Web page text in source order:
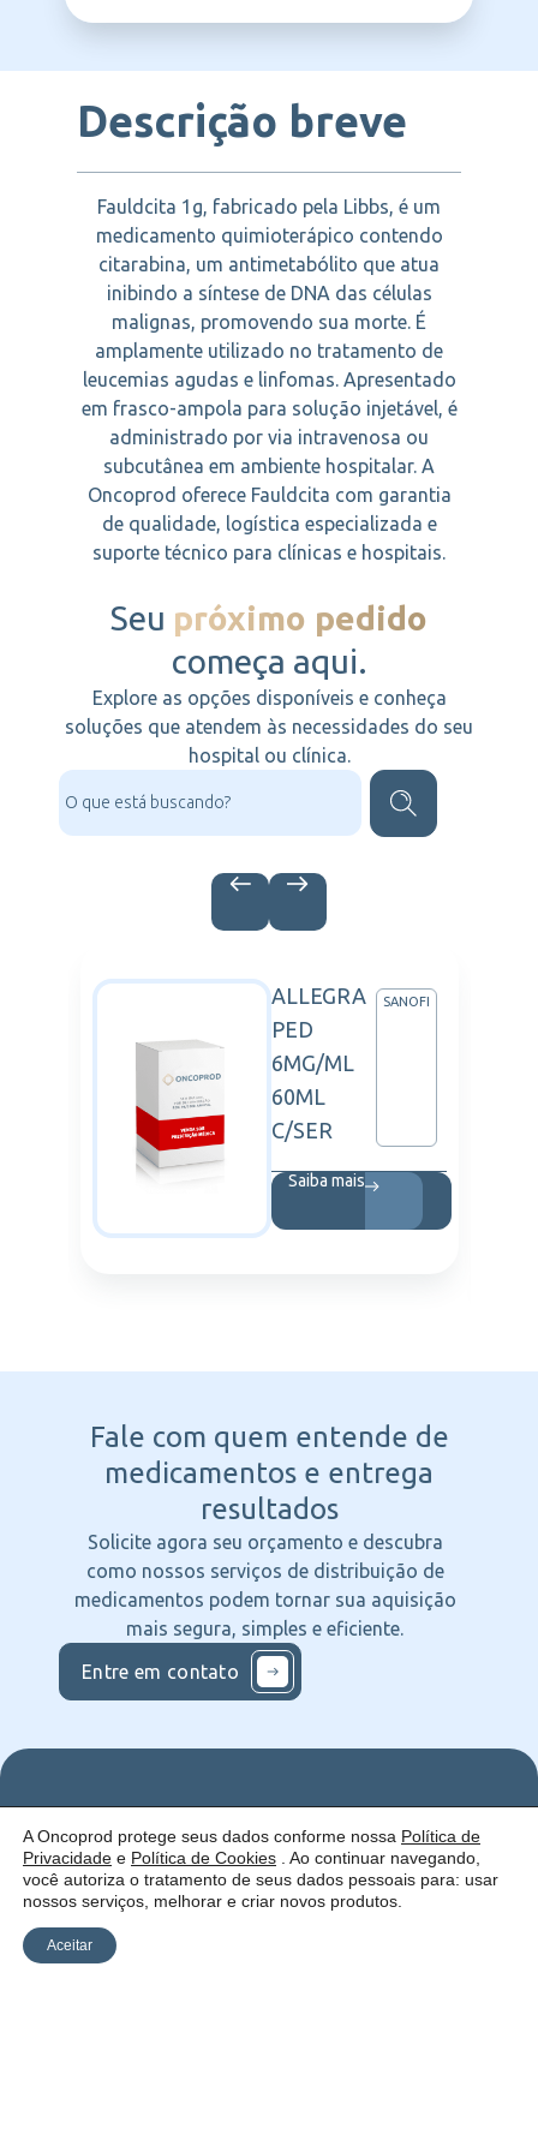
Descrição breve
Fauldcita 1g, fabricado pela Libbs, é um
medicamento quimioterápico contendo
citarabina, um antimetabólito que atua
inibindo a síntese de DNA das células
malignas, promovendo sua morte. É
amplamente utilizado no tratamento de
leucemias agudas e linfomas. Apresentado
em frasco-ampola para solução injetável, é
administrado por via intravenosa ou
subcutânea em ambiente hospitalar. A
Oncoprod oferece Fauldcita com garantia
de qualidade, logística especializada e
suporte técnico para clínicas e hospitais.
Seu próximo pedido
começa aqui.
Explore as opções disponíveis e conheça
soluções que atendem às necessidades do seu
hospital ou clínica.
ALLEGRA
PED
6MG/ML
60ML
C/SER
SANOFI
Saiba mais
Fale com quem entende de
medicamentos e entrega
resultados
Solicite agora seu orçamento e descubra
como nossos serviços de distribuição de
medicamentos podem tornar sua aquisição
mais segura, simples e eficiente.
Entre em contato
Uma empresa:
Quem
somos
Como
atuamos
ofercemos
Serviços
Catálogo
Siga
nas
Redes
A Oncoprod protege seus dados conforme nossa Política de
Privacidade e Política de Cookies . Ao continuar navegando,
você autoriza o tratamento de seus dados pessoais para: usar
nossos serviços, melhorar e criar novos produtos.
Aceitar